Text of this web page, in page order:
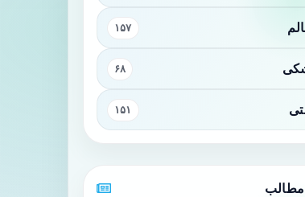
۱۵۷
۶۸
۱۵۱
مطالب